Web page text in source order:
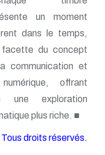
un moment
dans le temps,
facette du concept
communication et
offrant
une exploration
plus riche. ■
Tous droits réservés.